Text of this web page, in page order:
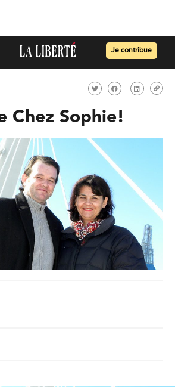
Je contribue
Chez Sophie!